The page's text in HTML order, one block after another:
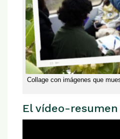
Collage con imágenes que
El vídeo-resumen